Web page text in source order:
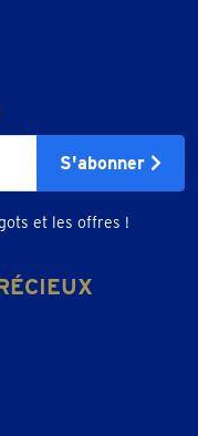
S'abonner
et les offres !